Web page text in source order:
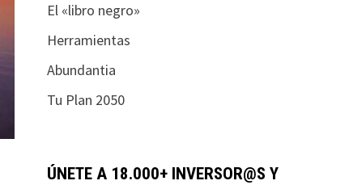
El «libro negro»
Herramientas
Abundantia
Tu Plan 2050
ÚNETE A 18.000+ INVERSOR@S Y